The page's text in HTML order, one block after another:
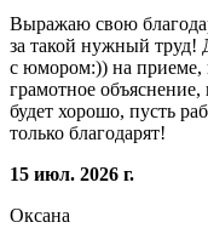
Выражаю свою
за такой нужный труд!
с юмором:)) на приеме,
грамотное
будет хорошо, пусть
только благодарят!
15 июл. 2026 г.
Оксана